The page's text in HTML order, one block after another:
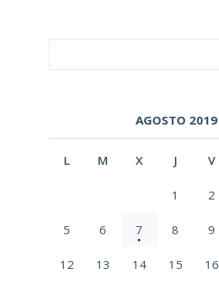
AGOSTO 2019
L M X J V
1 2
5 6 7 8 9
12 13 14 15 16